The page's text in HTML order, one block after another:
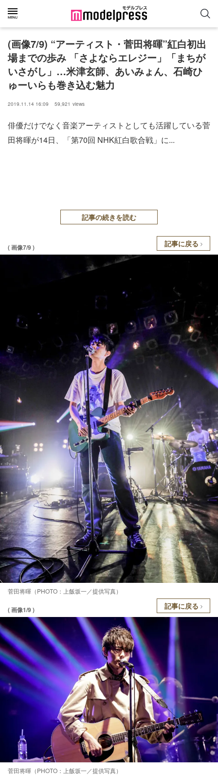
(画像7/9) “アーティスト・菅田将暉”紅白初出
場までの歩み 「さよならエレジー」「まちが
いさがし」…米津玄師、あいみょん、石崎ひ
ゅーいらも巻き込む魅力
2019.11.14 16:09 59,921 views
俳優だけでなく音楽アーティストとしても活躍している菅
田将暉が14日、「第70回 NHK紅白歌合戦」に...
記事の続きを読む
( 画像7/9 ) 記事に戻る
菅田将暉（PHOTO：上飯坂一／提供写真）
( 画像1/9 ) 記事に戻る
菅田将暉（PHOTO：上飯坂一／提供写真）